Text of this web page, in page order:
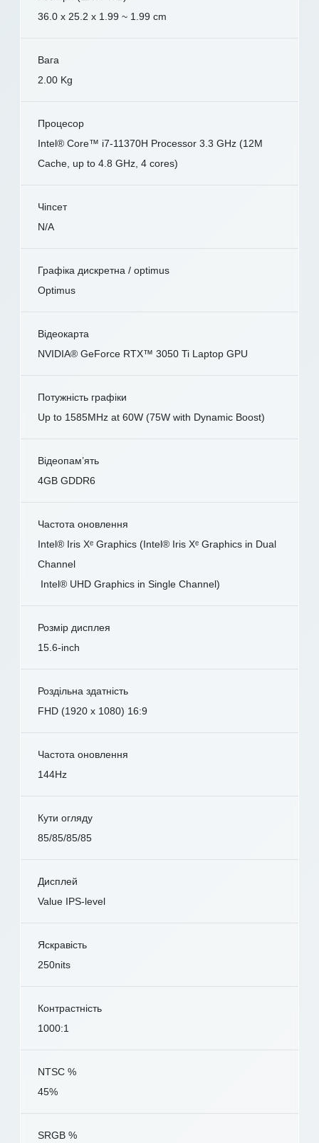
36.0 x 25.2 x 1.99 ~ 1.99 cm
Вага
2.00 Kg
Процесор
Intel® Core™ i7-11370H Processor 3.3 GHz (12M
Cache, up to 4.8 GHz, 4 cores)
Чіпсет
N/A
Графіка дискретна / optimus
Optimus
Відеокарта
NVIDIA® GeForce RTX™ 3050 Ti Laptop GPU
Потужність графіки
Up to 1585MHz at 60W (75W with Dynamic Boost)
Відеопам’ять
4GB GDDR6
Частота оновлення
Intel® Iris Xᵉ Graphics (Intel® Iris Xᵉ Graphics in Dual
Channel
Intel® UHD Graphics in Single Channel)
Розмір дисплея
15.6-inch
Роздільна здатність
FHD (1920 x 1080) 16:9
Частота оновлення
144Hz
Кути огляду
85/85/85/85
Дисплей
Value IPS-level
Яскравість
250nits
Контрастність
1000:1
NTSC %
45%
SRGB %